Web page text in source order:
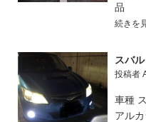
品
続きを
スバ
投稿者
車種
アル